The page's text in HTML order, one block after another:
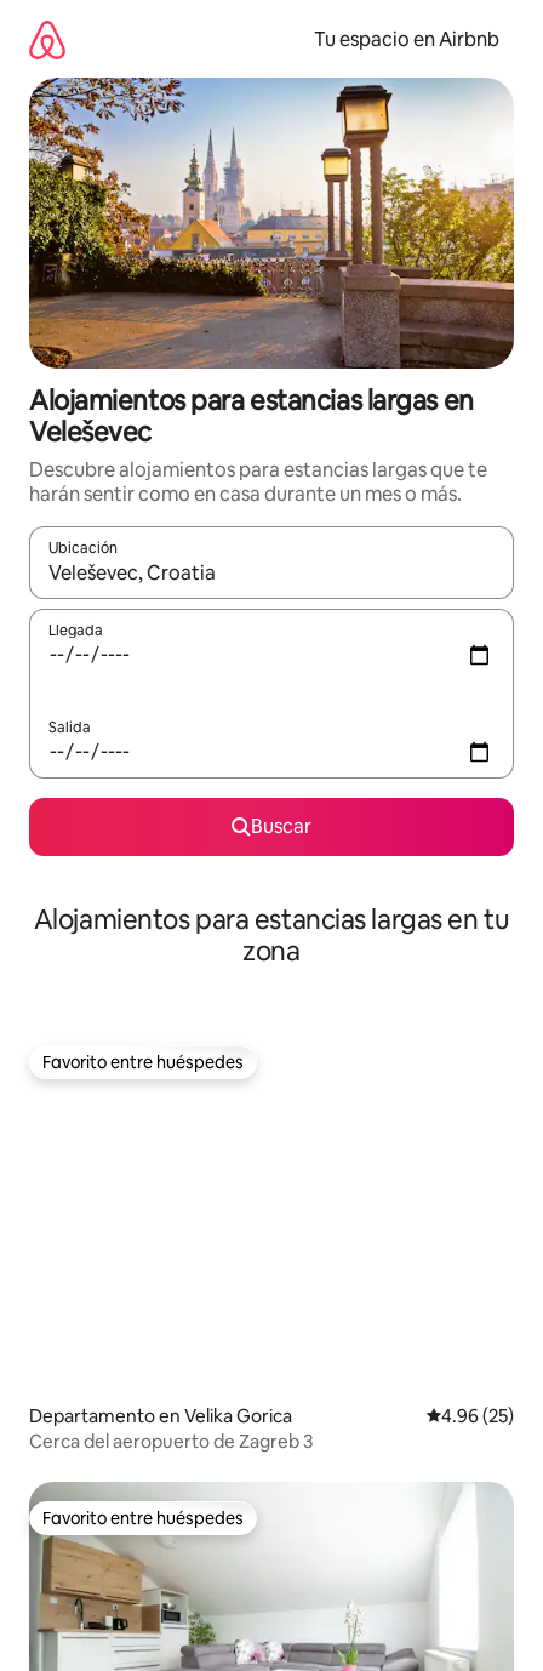
contenido
Tu espacio en Airbnb
Alojamientos para estancias largas en
Veleševec
Descubre alojamientos para estancias largas que te
harán sentir como en casa durante un mes o más.
Ubicación
Cuando los resultados estén disponibles, podrás navegar
Llegada
Salida
Buscar
Alojamientos para estancias largas en tu
zona
Favorito entre huéspedes
Favorito entre huéspedes
Departamento en Velika Gorica Calificación
4.96 (25)
Cerca del aeropuerto de Zagreb 3
Favorito entre huéspedes
Favorito entre huéspedes